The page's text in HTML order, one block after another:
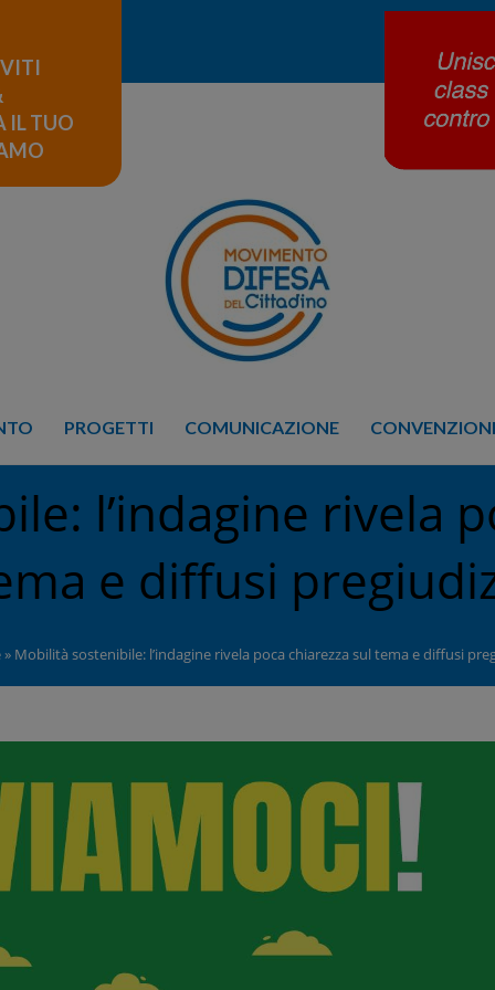
IL TUO
PROGETTI COMUNICAZIONE
l’indagine rivela
e diffusi
» Mobilità sostenibile: l’indagine rivela poca chiarezza sul tema e diffusi